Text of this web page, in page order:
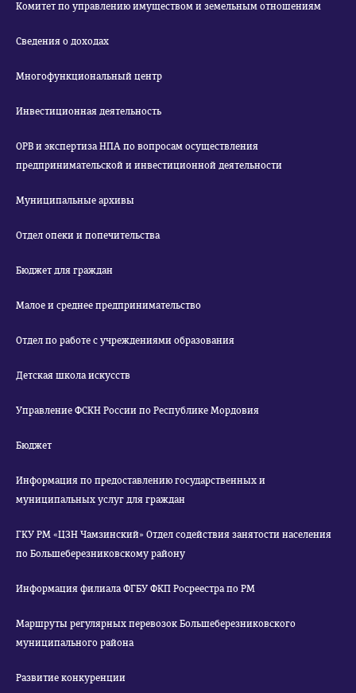
Комитет по управлению имуществом и земельным отношениям
Сведения о доходах
Многофункциональный центр
Инвестиционная деятельность
ОРВ и экспертиза НПА по вопросам осуществления
предпринимательской и инвестиционной деятельности
Муниципальные архивы
Отдел опеки и попечительства
Бюджет для граждан
Малое и среднее предпринимательство
Отдел по работе с учреждениями образования
Детская школа искусств
Управление ФСКН России по Республике Мордовия
Бюджет
Информация по предоставлению государственных и
муниципальных услуг для граждан
ГКУ РМ «ЦЗН Чамзинский» Отдел содействия занятости населения
по Большеберезниковскому району
Информация филиала ФГБУ ФКП Росреестра по РМ
Маршруты регулярных перевозок Большеберезниковского
муниципального района
Развитие конкуренции